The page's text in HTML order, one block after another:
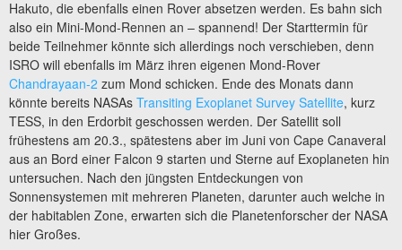
Hakuto, die ebenfalls einen Rover absetzen werden. Es bahn sich
also ein Mini-Mond-Rennen an – spannend! Der Starttermin für
beide Teilnehmer könnte sich allerdings noch verschieben, denn
ISRO will ebenfalls im März ihren eigenen Mond-Rover
Chandrayaan-2 zum Mond schicken. Ende des Monats dann
könnte bereits NASAs Transiting Exoplanet Survey Satellite, kurz
TESS, in den Erdorbit geschossen werden. Der Satellit soll
frühestens am 20.3., spätestens aber im Juni von Cape Canaveral
aus an Bord einer Falcon 9 starten und Sterne auf Exoplaneten hin
untersuchen. Nach den jüngsten Entdeckungen von
Sonnensystemen mit mehreren Planeten, darunter auch welche in
der habitablen Zone, erwarten sich die Planetenforscher der NASA
hier Großes.